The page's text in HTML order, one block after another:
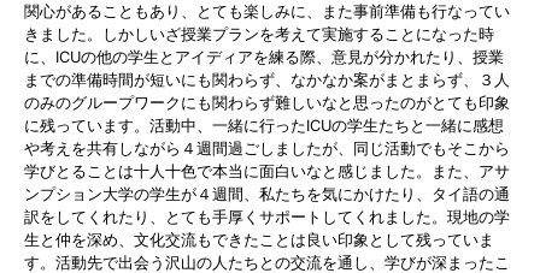
関心があることもあり、とても楽しみに、また事前準備も行なってい
きました。しかしいざ授業プランを考えて実施することになった時
に、ICUの他の学生とアイディアを練る際、意見が分かれたり、授業
までの準備時間が短いにも関わらず、なかなか案がまとまらず、３人
のみのグループワークにも関わらず難しいなと思ったのがとても印象
に残っています。活動中、一緒に行ったICUの学生たちと一緒に感想
や考えを共有しながら４週間過ごしましたが、同じ活動でもそこから
学びとることは十人十色で本当に面白いなと感じました。また、アサ
ンプション大学の学生が４週間、私たちを気にかけたり、タイ語の通
訳をしてくれたり、とても手厚くサポートしてくれました。現地の学
生と仲を深め、文化交流もできたことは良い印象として残っていま
す。活動先で出会う沢山の人たちとの交流を通し、学びが深まったこ